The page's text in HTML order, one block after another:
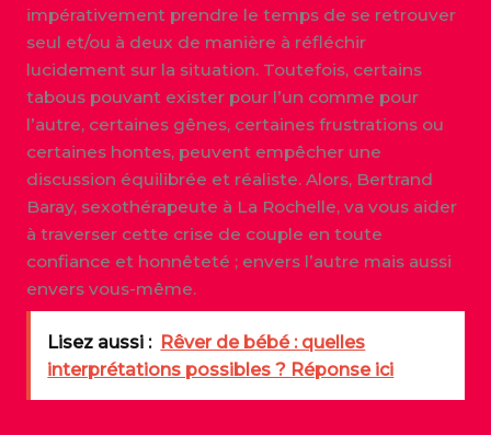
impérativement prendre le temps de se retrouver
seul et/ou à deux de manière à réfléchir
lucidement sur la situation. Toutefois, certains
tabous pouvant exister pour l’un comme pour
l’autre, certaines gênes, certaines frustrations ou
certaines hontes, peuvent empêcher une
discussion équilibrée et réaliste. Alors, Bertrand
Baray, sexothérapeute à La Rochelle, va vous aider
à traverser cette crise de couple en toute
confiance et honnêteté ; envers l’autre mais aussi
envers vous-même.
Lisez aussi : Rêver de bébé : quelles
interprétations possibles ? Réponse ici